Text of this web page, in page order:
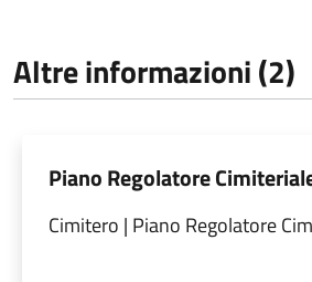
Altre informazioni (2)
Piano Regolatore
Cimitero | Piano Regolatore